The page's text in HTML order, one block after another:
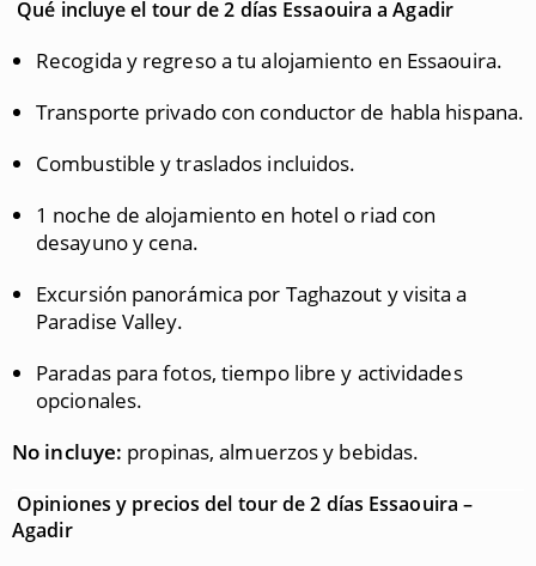
Qué incluye el tour de 2 días Essaouira a Agadir
Recogida y regreso a tu alojamiento en Essaouira.
Transporte privado con conductor de habla hispana.
Combustible y traslados incluidos.
1 noche de alojamiento en hotel o riad con
desayuno y cena.
Excursión panorámica por Taghazout y visita a
Paradise Valley.
Paradas para fotos, tiempo libre y actividades
opcionales.
No incluye: propinas, almuerzos y bebidas.
Opiniones y precios del tour de 2 días Essaouira –
Agadir